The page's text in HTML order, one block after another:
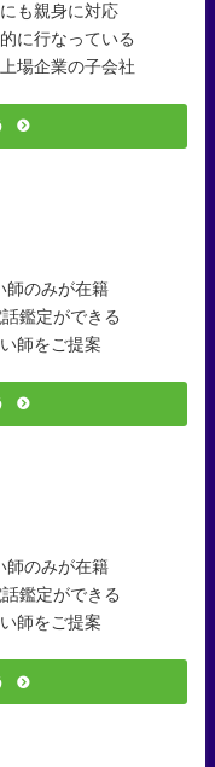
も親身に対応
に行なっている
場企業の子会社
師のみが在籍
鑑定ができる
師をご提案
師のみが在籍
鑑定ができる
師をご提案